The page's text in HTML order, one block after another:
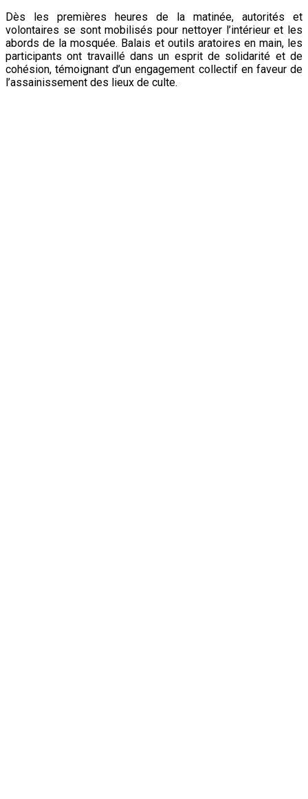
Dès les premières heures de la matinée, autorités et
volontaires se sont mobilisés pour nettoyer l’intérieur et les
abords de la mosquée. Balais et outils aratoires en main, les
participants ont travaillé dans un esprit de solidarité et de
cohésion, témoignant d’un engagement collectif en faveur de
l’assainissement des lieux de culte.